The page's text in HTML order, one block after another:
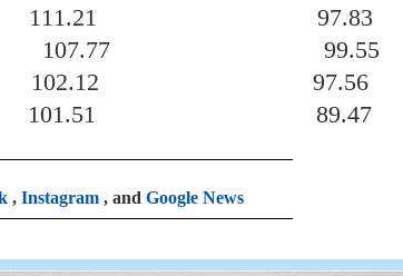
97.83
99.55
97.56
89.47
, Instagram , and Google News